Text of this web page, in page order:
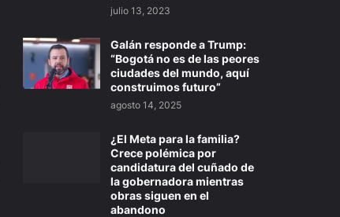
julio 13, 2023
Galán responde a Trump:
“Bogotá no es de las peores
ciudades del mundo, aquí
construimos futuro”
agosto 14, 2025
¿El Meta para la familia?
Crece polémica por
candidatura del cuñado de
la gobernadora mientras
obras siguen en el
abandono